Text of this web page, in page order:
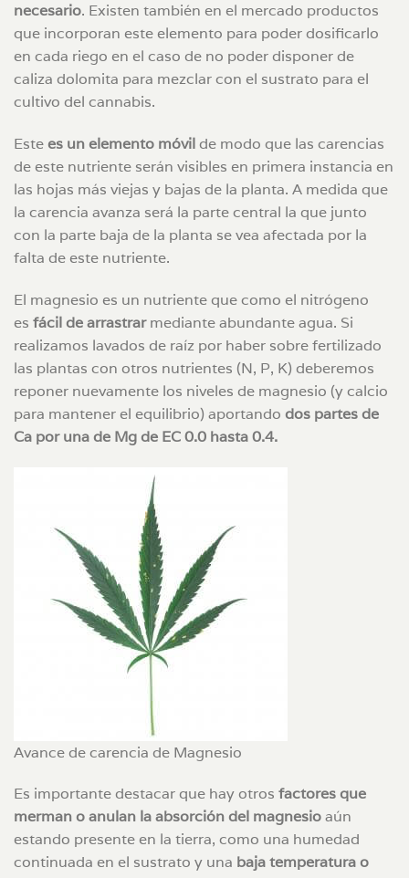
necesario. Existen también en el mercado productos
que incorporan este elemento para poder dosificarlo
en cada riego en el caso de no poder disponer de
caliza dolomita para mezclar con el sustrato para el
cultivo del cannabis.
Estees un elemento móvilde modo que las carencias
de este nutriente serán visibles en primera instancia en
las hojas más viejas y bajas de la planta. A medida que
la carencia avanza será la parte central la que junto
con la parte baja de la planta se vea afectada por la
falta de este nutriente.
El magnesio es un nutriente que como el nitrógeno
es fácil de arrastrarmediante abundante agua. Si
realizamos lavados de raíz por haber sobre fertilizado
las plantas con otros nutrientes (N, P, K) deberemos
reponer nuevamente los niveles de magnesio (y calcio
para mantener el equilibrio) aportando dos partes de
Ca por una de Mg de EC 0.0 hasta 0.4.
Avance de carencia de Magnesio
Es importante destacar que hay otros factores que
merman o anulan la absorción del magnesioaún
estando presente en la tierra, como una humedad
continuada en el sustrato y una baja temperatura o